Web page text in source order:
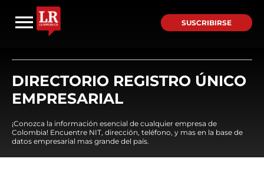
SUSCRIBIRSE
DIRECTORIO REGISTRO ÚNICO
EMPRESARIAL
¡Conozca la información esencial de cualquier empresa de
Colombia! Encuentre NIT, dirección, teléfono, y mas en la base de
datos empresarial mas grande del país.